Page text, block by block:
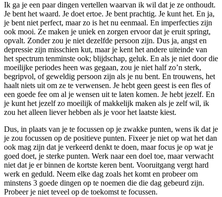
Ik ga je een paar dingen vertellen waarvan ik wil dat je ze onthoudt.
Je bent het waard. Je doet ertoe. Je bent prachtig. Je kunt het. En ja,
je bent niet perfect, maar zo is het nu eenmaal. En imperfecties zijn
ook mooi. Ze maken je uniek en zorgen ervoor dat je eruit springt,
opvalt. Zonder zou je niet dezelfde persoon zijn. Dus ja, angst en
depressie zijn misschien kut, maar je kent het andere uiteinde van
het spectrum tenminste ook; blijdschap, geluk. En als je niet door die
moeilijke periodes heen was gegaan, zou je niet half zo’n sterk,
begripvol, of geweldig persoon zijn als je nu bent. En trouwens, het
haalt niets uit om ze te verwensen. Je hebt geen geest is een fles of
een goede fee om al je wensen uit te laten komen. Je hebt jezelf. En
je kunt het jezelf zo moeilijk of makkelijk maken als je zelf wil, ik
zou het alleen liever hebben als je voor het laatste kiest.
Dus, in plaats van je te focussen op je zwakke punten, wens ik dat je
je zou focussen op de positieve punten. Fixeer je niet op wat het dan
ook mag zijn dat je verkeerd denkt te doen, maar focus je op wat je
goed doet, je sterke punten. Werk naar een doel toe, maar verwacht
niet dat je er binnen de kortste keren bent. Vooruitgang vergt hard
werk en geduld. Neem elke dag zoals het komt en probeer om
minstens 3 goede dingen op te noemen die die dag gebeurd zijn.
Probeer je niet teveel op de toekomst te focussen.